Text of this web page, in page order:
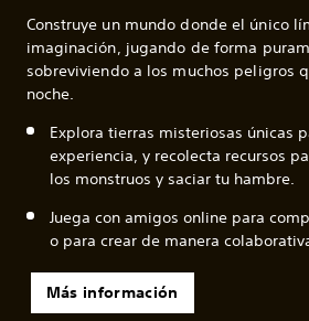
Construye un mundo donde el único
imaginación, jugando de forma
sobreviviendo a los muchos peligros
noche.
Explora tierras misteriosas únicas
experiencia, y recolecta recursos
los monstruos y saciar tu hambre.
Juega con amigos online para
o para crear de manera
Más información